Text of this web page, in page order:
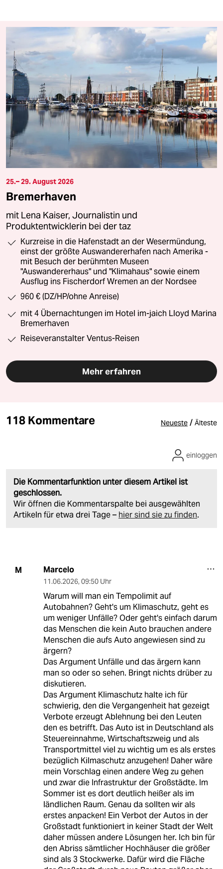
25.– 29. August 2026
Bremerhaven
mit Lena Kaiser, Journalistin und
Produktentwicklerin bei der taz
Kurzreise in die Hafenstadt an der Wesermündung,
einst der größte Auswandererhafen nach Amerika -
mit Besuch der berühmten Museen
"Auswandererhaus" und "Klimahaus" sowie einem
Ausflug ins Fischerdorf Wremen an der Nordsee
960 € (DZ/HP/ohne Anreise)
mit 4 Übernachtungen im Hotel im-jaich Lloyd Marina
Bremerhaven
Reiseveranstalter Ventus-Reisen
Mehr erfahren
118 Kommentare Neueste / Älteste
Die Kommentarfunktion unter diesem Artikel ist
geschlossen.
Wir öffnen die Kommentarspalte bei ausgewählten
Artikeln für etwa drei Tage – hier sind sie zu finden.
einloggen
M Marcelo
11.06.2026, 09:50 Uhr
Warum will man ein Tempolimit auf
Autobahnen? Geht's um Klimaschutz, geht es
um weniger Unfälle? Oder geht's einfach darum
das Menschen die kein Auto brauchen andere
Menschen die aufs Auto angewiesen sind zu
ärgern?
Das Argument Unfälle und das ärgern kann
man so oder so sehen. Bringt nichts drüber zu
diskutieren.
Das Argument Klimaschutz halte ich für
schwierig, den die Vergangenheit hat gezeigt
Verbote erzeugt Ablehnung bei den Leuten
den es betrifft. Das Auto ist in Deutschland als
Steuereinnahme, Wirtschaftszweig und als
Transportmittel viel zu wichtig um es als erstes
bezüglich Kilmaschutz anzugehen! Daher wäre
mein Vorschlag einen andere Weg zu gehen
und zwar die Infrastruktur der Großstädte. Im
Sommer ist es dort deutlich heißer als im
ländlichen Raum. Genau da sollten wir als
erstes anpacken! Ein Verbot der Autos in der
Großstadt funktioniert in keiner Stadt der Welt
daher müssen andere Lösungen her. Ich bin für
den Abriss sämtlicher Hochhäuser die größer
sind als 3 Stockwerke. Dafür wird die Fläche